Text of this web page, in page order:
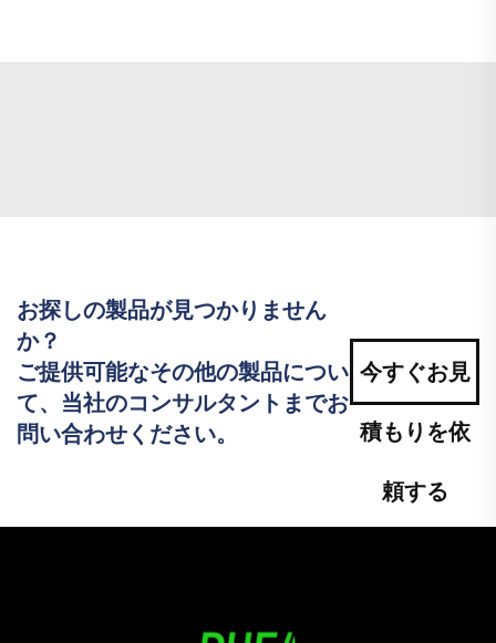
お探しの製品が見つかりません
か？
ご提供可能なその他の製品につい
て、当社のコンサルタントまでお
問い合わせください。
今すぐお見
積もりを依
頼する